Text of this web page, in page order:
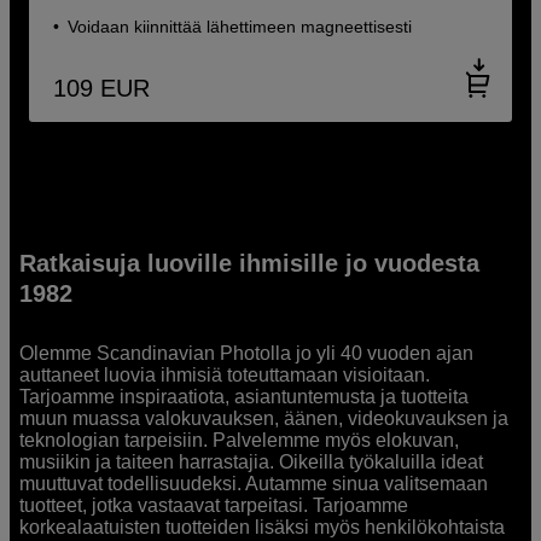
Voidaan kiinnittää lähettimeen magneettisesti
109 EUR
Ratkaisuja luoville ihmisille jo vuodesta
1982
Olemme Scandinavian Photolla jo yli 40 vuoden ajan
auttaneet luovia ihmisiä toteuttamaan visioitaan.
Tarjoamme inspiraatiota, asiantuntemusta ja tuotteita
muun muassa valokuvauksen, äänen, videokuvauksen ja
teknologian tarpeisiin. Palvelemme myös elokuvan,
musiikin ja taiteen harrastajia. Oikeilla työkaluilla ideat
muuttuvat todellisuudeksi. Autamme sinua valitsemaan
tuotteet, jotka vastaavat tarpeitasi. Tarjoamme
korkealaatuisten tuotteiden lisäksi myös henkilökohtaista